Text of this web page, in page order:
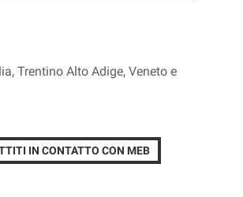
Trentino Alto Adige, Veneto e
IN CONTATTO CON MEB